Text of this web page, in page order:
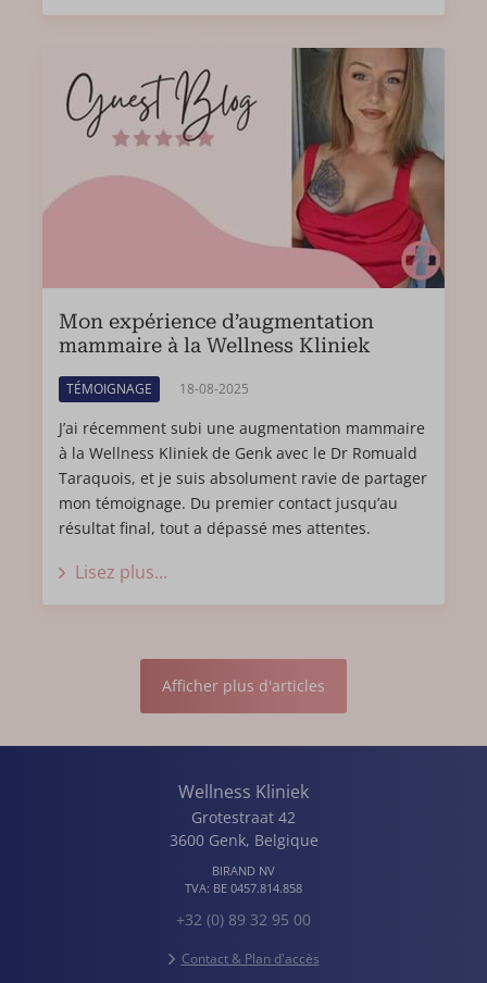
Mon expérience d’augmentation
mammaire à la Wellness Kliniek
TÉMOIGNAGE 18-08-2025
J’ai récemment subi une augmentation mammaire
à la Wellness Kliniek de Genk avec le Dr Romuald
Taraquois, et je suis absolument ravie de partager
mon témoignage. Du premier contact jusqu’au
résultat final, tout a dépassé mes attentes.
Lisez plus...
Afficher plus d'articles
Wellness Kliniek
Grotestraat 42
3600 Genk, Belgique
BIRAND NV
TVA: BE 0457.814.858
+32 (0) 89 32 95 00
Contact & Plan d'accès